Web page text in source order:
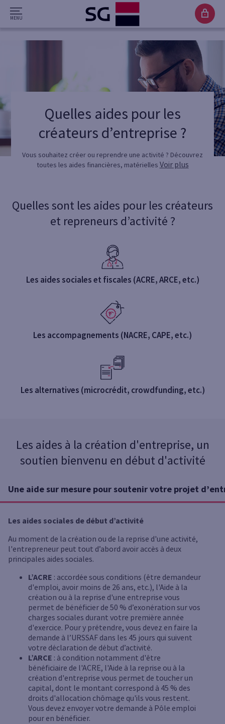
Quelles aides pour les
créateurs d’entreprise ?
Vous souhaitez créer ou reprendre une activité ? Découvrez
toutes les aides financières, matérielles Voir plus
Quelles sont les aides pour les créateurs
et repreneurs d’activité ?
Les aides sociales et fiscales (ACRE, ARCE, etc.)
Les accompagnements (NACRE, CAPE, etc.)
Les alternatives (microcrédit, crowdfunding, etc.)
Les aides à la création d'entreprise, un
soutien bienvenu en début d'activité
Une aide sur mesure pour soutenir votre projet
Les aides sociales de début d’activité
Au moment de la création ou de la reprise d'une activité,
l'entrepreneur peut tout d’abord avoir accès à deux
principales aides sociales.
L’ACRE : accordée sous conditions (être demandeur
d'emploi, avoir moins de 26 ans, etc.), l'Aide à la
création ou à la reprise d'une entreprise vous
permet de bénéficier de 50 % d’exonération sur vos
charges sociales durant votre première année
d'exercice. Pour y prétendre, vous devez en faire la
demande à l’URSSAF dans les 45 jours qui suivent
votre déclaration de début d’activité.
L’ARCE : à condition notamment d'être
bénéficiaire de l'ACRE, l'Aide à la reprise ou à la
création d'entreprise vous permet de toucher un
capital, dont le montant correspond à 45 % des
droits d'allocation chômage qu'ils vous restent.
Vous devez envoyer votre demande à Pôle emploi
pour en bénéficier.